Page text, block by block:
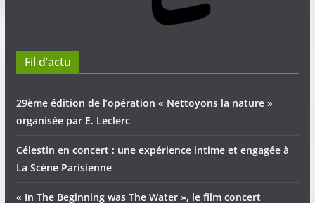
Fil d’actu
29ème édition de l’opération « Nettoyons la nature »
organisée par E. Leclerc
Célestin en concert : une expérience intime et engagée à
La Scène Parisienne
« In The Beginning was The Water », le film concert